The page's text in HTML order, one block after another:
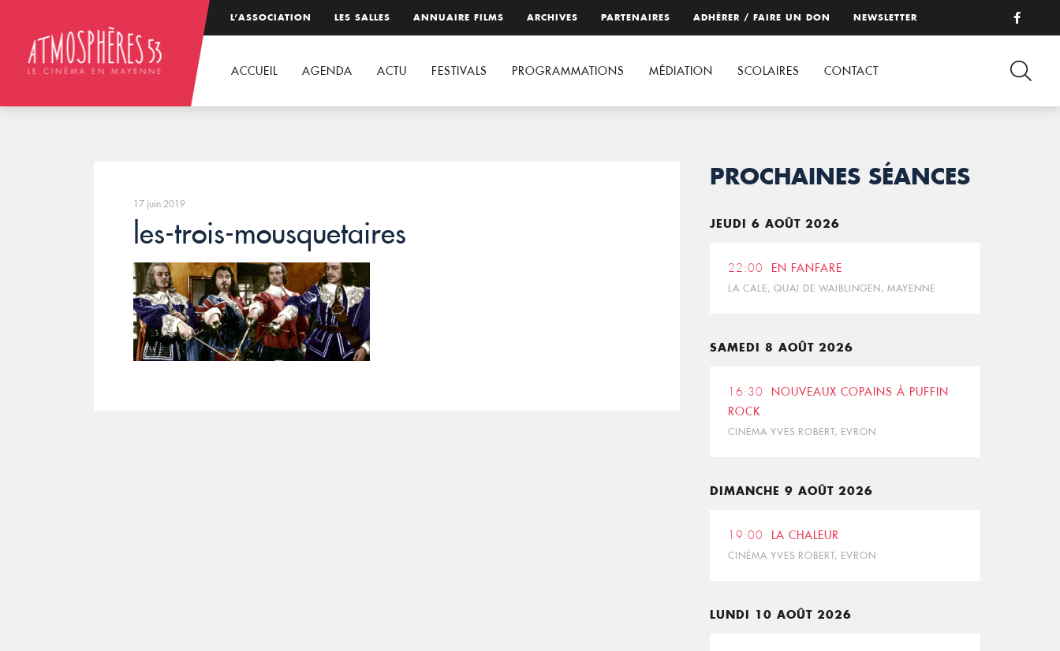
L’ASSOCIATION LES SALLES ANNUAIRE FILMS ARCHIVES PARTENAIRES ADHÉRER / FAIRE UN DON NEWSLETTER
ACCUEIL AGENDA ACTU FESTIVALS PROGRAMMATIONS MÉDIATION SCOLAIRES CONTACT
17 juin 2019
les-trois-mousquetaires
PROCHAINES SÉANCES
JEUDI 6 AOÛT 2026
22:00 EN FANFARE
LA CALE, QUAI DE WAIBLINGEN, MAYENNE
SAMEDI 8 AOÛT 2026
16:30
NOUVEAUX COPAINS À PUFFIN
ROCK
CINÉMA YVES ROBERT, EVRON
DIMANCHE 9 AOÛT 2026
19:00 LA CHALEUR
CINÉMA YVES ROBERT, EVRON
LUNDI 10 AOÛT 2026